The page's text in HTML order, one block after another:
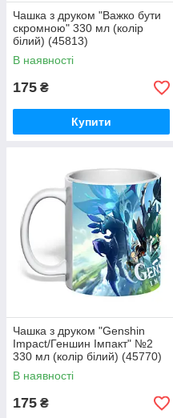
Чашка з друком "Важко бути
скромною" 330 мл (колір
білий) (45813)
В наявності
175 ₴
Купити
Чашка з друком "Genshin
Impact/Геншин Імпакт" №2
330 мл (колір білий) (45770)
В наявності
175 ₴